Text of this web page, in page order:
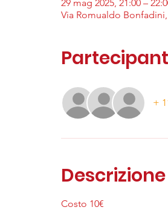
29 mag 2025, 21:00 –
Via Romualdo
+
Descrizione
Costo 10€